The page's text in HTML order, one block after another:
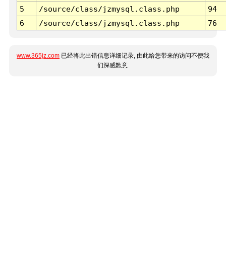
5
/source/class/jzmysql.class.php
94
6
/source/class/jzmysql.class.php 76
www.365jz.com 已经将此出错信息详细记录, 由此给您带来的访问不便我
们深感歉意.